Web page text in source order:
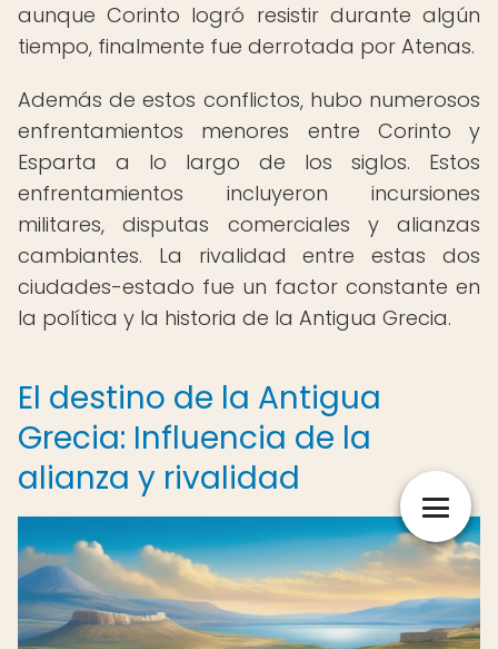
aunque Corinto logró resistir durante algún
tiempo, finalmente fue derrotada por Atenas.
Además de estos conflictos, hubo numerosos
enfrentamientos menores entre Corinto y
Esparta a lo largo de los siglos. Estos
enfrentamientos incluyeron incursiones
militares, disputas comerciales y alianzas
cambiantes. La rivalidad entre estas dos
ciudades-estado fue un factor constante en
la política y la historia de la Antigua Grecia.
El destino de la Antigua
Grecia: Influencia de la
alianza y rivalidad